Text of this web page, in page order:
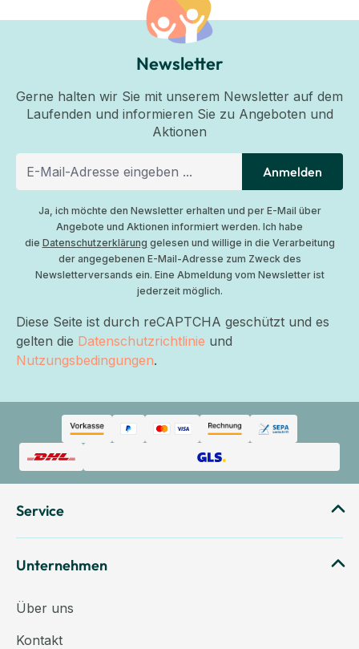
Newsletter
Gerne halten wir Sie mit unserem Newsletter auf dem
Laufenden und informieren Sie zu Angeboten und
Aktionen
Anmelden
Ja, ich möchte den Newsletter erhalten und per E-Mail über
Angebote und Aktionen informiert werden. Ich habe
die Datenschutzerklärung gelesen und willige in die Verarbeitung
der angegebenen E-Mail-Adresse zum Zweck des
Newsletterversands ein. Eine Abmeldung vom Newsletter ist
jederzeit möglich.
Diese Seite ist durch reCAPTCHA geschützt und es
gelten die Datenschutzrichtlinie und
Nutzungsbedingungen.
Service
Unternehmen
Über uns
Kontakt